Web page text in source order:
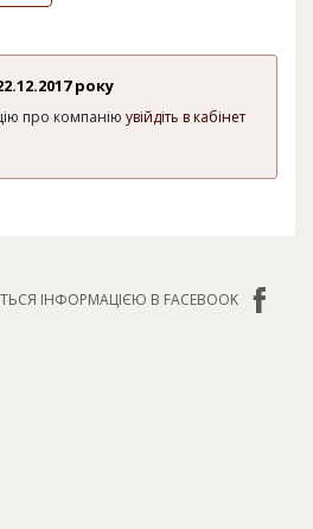
року
про компанію увійдіть в кабінет
ІНФОРМАЦІЄЮ В FACEBOOK